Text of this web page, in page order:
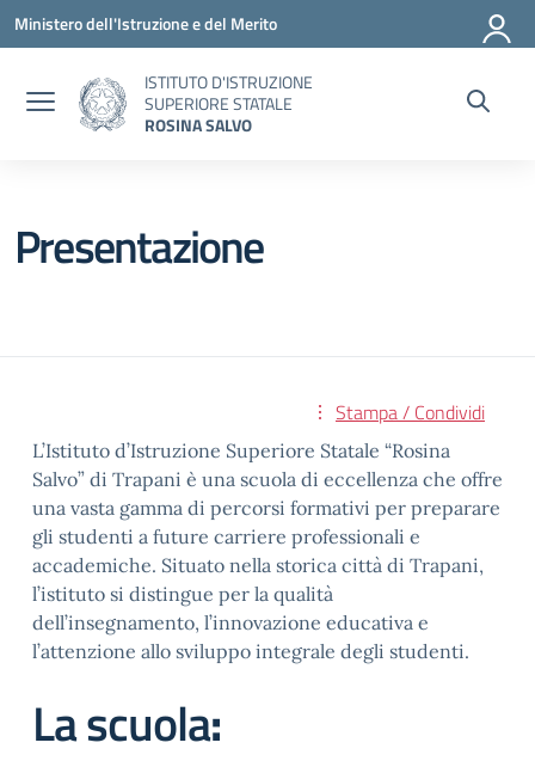
Vai ai contenuti
Vai al menu di navigazione
Vai al footer
Ministero dell'Istruzione e del Merito
ISTITUTO D'ISTRUZIONE
SUPERIORE STATALE
ROSINA SALVO
Presentazione
Stampa / Condividi
L’Istituto d’Istruzione Superiore Statale “Rosina
Salvo” di Trapani è una scuola di eccellenza che offre
una vasta gamma di percorsi formativi per preparare
gli studenti a future carriere professionali e
accademiche. Situato nella storica città di Trapani,
l’istituto si distingue per la qualità
dell’insegnamento, l’innovazione educativa e
l’attenzione allo sviluppo integrale degli studenti.
La scuola: